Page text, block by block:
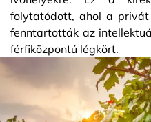
folytatódott, ahol a
fenntartották az
férfiközpontú légkört.